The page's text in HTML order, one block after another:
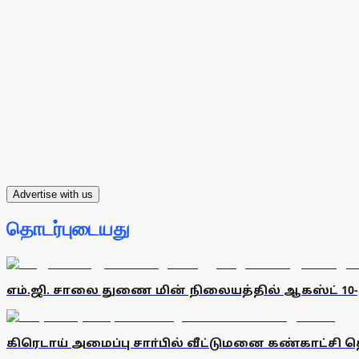
Advertise with us
தொடர்புடையது
எம்.ஜி. சாலை துணை மின் நிலையத்தில் ஆகஸ்ட்
கிரெடாய் அமைப்பு சாா்பில் வீட்டுமனை கண்காட்சி